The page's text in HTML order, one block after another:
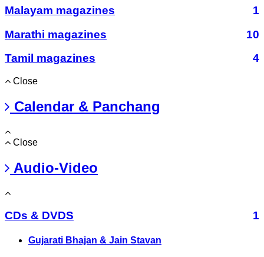
Malayam magazines
1
Marathi magazines
10
Tamil magazines
4
Close
Calendar & Panchang
Close
Audio-Video
CDs & DVDS 1
Gujarati Bhajan & Jain Stavan